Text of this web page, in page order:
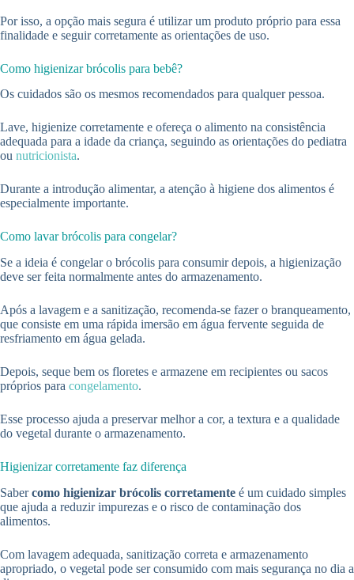
Por isso, a opção mais segura é utilizar um produto próprio para essa
finalidade e seguir corretamente as orientações de uso.
Como higienizar brócolis para bebê?
Os cuidados são os mesmos recomendados para qualquer pessoa.
Lave, higienize corretamente e ofereça o alimento na consistência
adequada para a idade da criança, seguindo as orientações do pediatra
ou nutricionista.
Durante a introdução alimentar, a atenção à higiene dos alimentos é
especialmente importante.
Como lavar brócolis para congelar?
Se a ideia é congelar o brócolis para consumir depois, a higienização
deve ser feita normalmente antes do armazenamento.
Após a lavagem e a sanitização, recomenda-se fazer o branqueamento,
que consiste em uma rápida imersão em água fervente seguida de
resfriamento em água gelada.
Depois, seque bem os floretes e armazene em recipientes ou sacos
próprios para congelamento.
Esse processo ajuda a preservar melhor a cor, a textura e a qualidade
do vegetal durante o armazenamento.
Higienizar corretamente faz diferença
Sabercomo higienizar brócolis corretamente é um cuidado simples
que ajuda a reduzir impurezas e o risco de contaminação dos
alimentos.
Com lavagem adequada, sanitização correta e armazenamento
apropriado, o vegetal pode ser consumido com mais segurança no dia a